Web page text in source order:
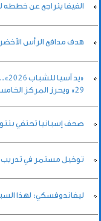
الفيفا يتراجع عن
هدف مدافع الرأس الأخضر
29» ويحرز المركز الخامس
صحف إسبانيا تحتفي
توخيل مستمر في تدريب
ليفاندوفسكي: لهذا